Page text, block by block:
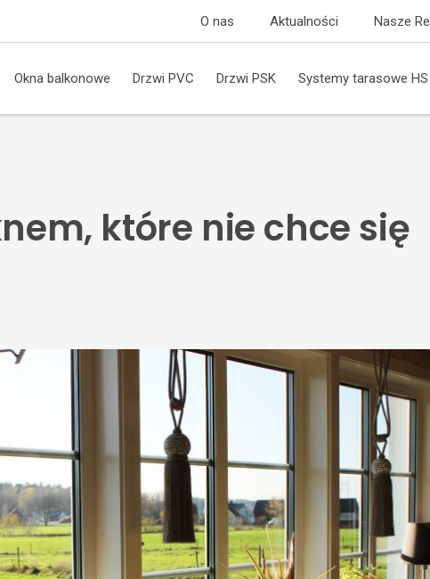
O nas Aktualności Nasze
Okna balkonowe Drzwi PVC Drzwi PSK Systemy tarasowe HS
które nie chce się